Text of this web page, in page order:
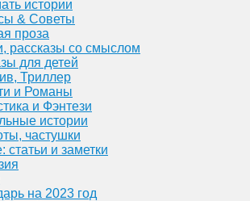
истории
& Советы
проза
рассказы со смыслом
для детей
Триллер
и Романы
и Фэнтези
истории
частушки
статьи и заметки
на 2023 год